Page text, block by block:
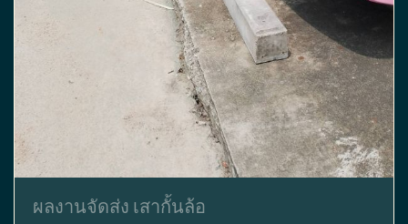
ผลงานจัดส่ง เสากั้นล้อ